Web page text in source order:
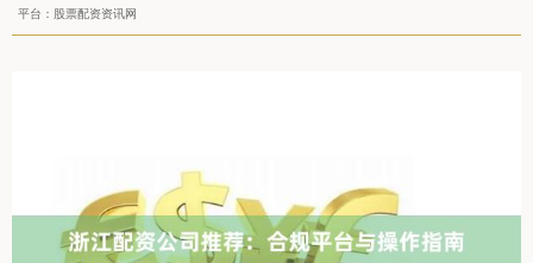
平台：股票配资资讯网